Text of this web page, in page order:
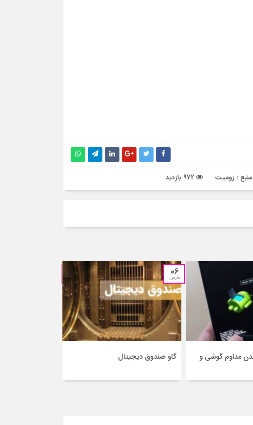
: زومیت
مداوم گوشی و
06
مارس
گاو صندوق دیجیتال